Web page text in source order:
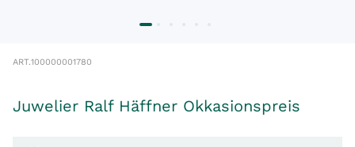
ART.100000001780
Juwelier Ralf Häffner Okkasionspreis